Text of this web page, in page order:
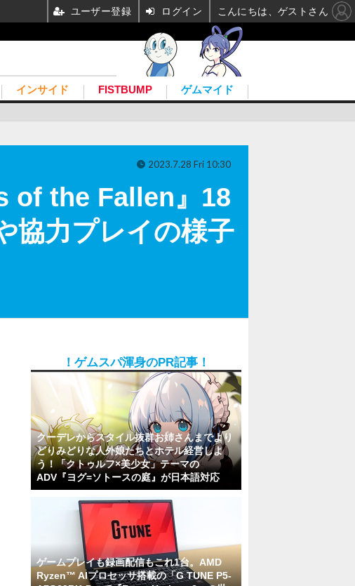
インサイド FISTBUMP ゲムマイド
of the Fallen』18
協力プレイの様子
2023.7.28 Fri 10:30
！ゲムスパ渾身のPR記事！
クーデレからスタイル抜群お姉さんまでより
どりみどりな人外娘たちとホテル経営しよ
う！「クトゥルフ×美少女」テーマの
ADV『ヨグ=ソトースの庭』が日本語対応
ゲームプレイも録画配信もこれ1台。AMD
Ryzen™ AIプロセッサ搭載の「G TUNE P5-
ユーザー登録 ログイン こんにちは、ゲストさん